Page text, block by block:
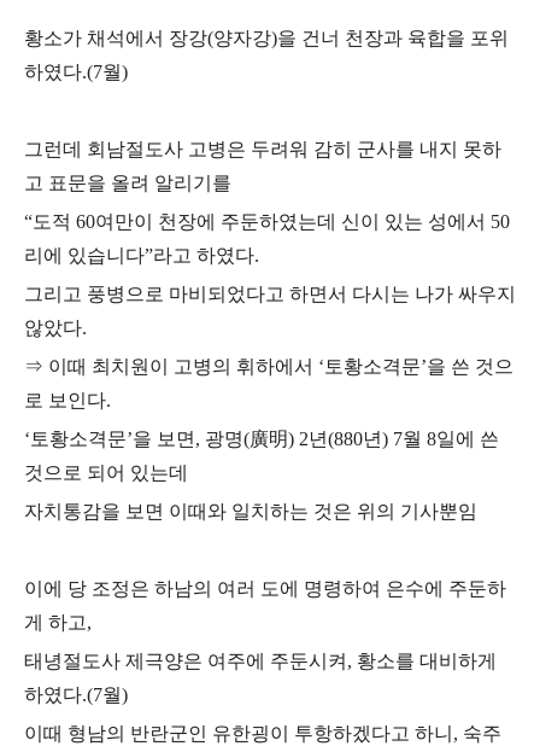
황소가 채석에서 장강(양자강)을 건너 천장과 육합을 포위
하였다.(7월)
그런데 회남절도사 고병은 두려워 감히 군사를 내지 못하
고 표문을 올려 알리기를
“도적 60여만이 천장에 주둔하였는데 신이 있는 성에서 50
리에 있습니다”라고 하였다.
그리고 풍병으로 마비되었다고 하면서 다시는 나가 싸우지
않았다.
⇒ 이때 최치원이 고병의 휘하에서 ‘ 토황소격문’을 쓴 것으
로 보인다.
‘ 토황소격문’을 보면 , 광명(廣明) 2년(880년) 7월 8일에 쓴
것으로 되어 있는데
자치통감을 보면 이때와 일치하는 것은 위의 기사뿐임
이에 당 조정은 하남의 여러 도에 명령하여 은수에 주둔하
게 하고,
태녕절도사 제극양은 여주에 주둔시켜 , 황소를 대비하게
하였다.(7월)
이때 형남의 반란군인 유한굉이 투항하겠다고 하니 , 숙주